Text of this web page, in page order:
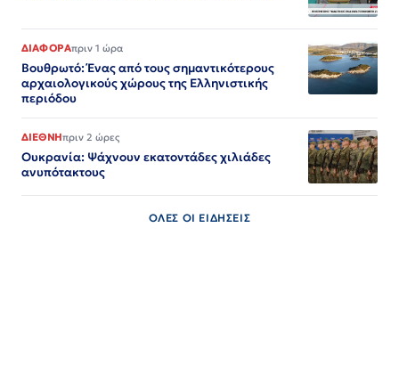
ΔΙΑΦΟΡΑπριν 1 ώρα
Βουθρωτό: Ένας από τους σημαντικότερους
αρχαιολογικούς χώρους της Ελληνιστικής
περιόδου
ΔΙΕΘΝΗπριν 2 ώρες
Ουκρανία: Ψάχνουν εκατοντάδες χιλιάδες
ανυπότακτους
ΟΛΕΣ ΟΙ ΕΙΔΗΣΕΙΣ